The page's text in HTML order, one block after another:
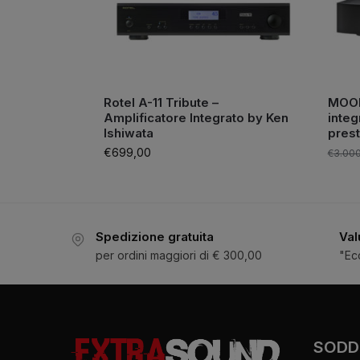
Rotel A-11 Tribute –
Amplificatore Integrato by Ken
Ishiwata
€699,00 €
Spedizione gratuita
per ordini maggiori di € 300,00